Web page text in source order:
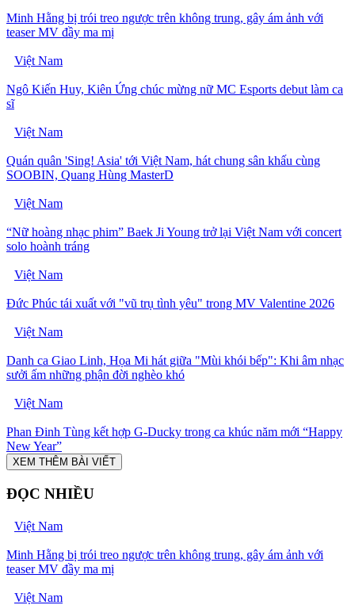
Minh Hằng bị trói treo ngược trên không trung, gây ám ảnh với
teaser MV đầy ma mị
Việt Nam
Ngô Kiến Huy, Kiên Ứng chúc mừng nữ MC Esports debut làm ca
sĩ
Việt Nam
Quán quân 'Sing! Asia' tới Việt Nam, hát chung sân khấu cùng
SOOBIN, Quang Hùng MasterD
Việt Nam
“Nữ hoàng nhạc phim” Baek Ji Young trở lại Việt Nam với concert
solo hoành tráng
Việt Nam
Đức Phúc tái xuất với "vũ trụ tình yêu" trong MV Valentine 2026
Việt Nam
Danh ca Giao Linh, Họa Mi hát giữa "Mùi khói bếp": Khi âm nhạc
sưởi ấm những phận đời nghèo khó
Việt Nam
Phan Đinh Tùng kết hợp G-Ducky trong ca khúc năm mới “Happy
New Year”
XEM THÊM BÀI VIẾT
ĐỌC NHIỀU
Việt Nam
Minh Hằng bị trói treo ngược trên không trung, gây ám ảnh với
teaser MV đầy ma mị
Việt Nam